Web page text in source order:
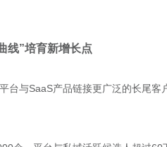
线”培育新增长点
与SaaS产品链接更广泛的长尾客